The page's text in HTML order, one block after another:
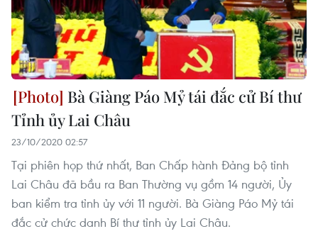
Bà Giàng Páo Mỷ tái đắc cử Bí thư
Tỉnh ủy Lai Châu
23/10/2020 02:57
Tại phiên họp thứ nhất, Ban Chấp hành Đảng bộ tỉnh
Lai Châu đã bầu ra Ban Thường vụ gồm 14 người, Ủy
ban kiểm tra tỉnh ủy với 11 người. Bà Giàng Páo Mỷ tái
đắc cử chức danh Bí thư tỉnh ủy Lai Châu.